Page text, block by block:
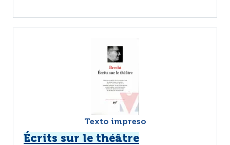
Texto impreso
Écrits sur le théâtre